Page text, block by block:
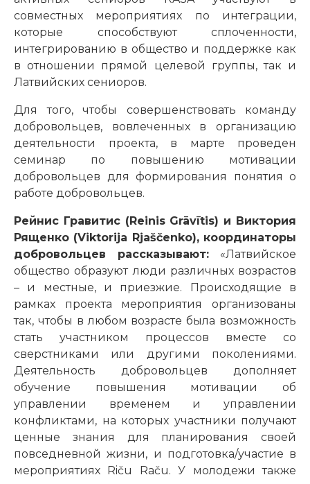
совместных мероприятиях по интеграции,
которые способствуют сплоченности,
интегрированию в общество и поддержке как
в отношении прямой целевой группы, так и
Латвийских сениоров.
Для того, чтобы совершенствовать команду
добровольцев, вовлеченных в организацию
деятельности проекта, в марте проведен
семинар по повышению мотивации
добровольцев для формирования понятия о
работе добровольцев.
Рейнис Гравитис (Reinis Grāvītis) и Виктория
Рященко (Viktorija Rjaščenko), координаторы
добровольцев рассказывают: «Латвийское
общество образуют люди различных возрастов
– и местные, и приезжие. Происходящие в
рамках проекта мероприятия организованы
так, чтобы в любом возрасте была возможность
стать участником процессов вместе со
сверстниками или другими поколениями.
Деятельность добровольцев дополняет
обучение повышения мотивации об
управлении временем и управлении
конфликтами, на которых участники получают
ценные знания для планирования своей
повседневной жизни, и подготовка/участие в
мероприятиях Riču Raču. У молодежи также